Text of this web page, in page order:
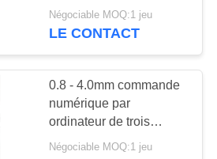
de ressort
numérique par
ordinateur machine à
Négociable MOQ:1 jeu
LE CONTACT
0.8 - 4.0mm commande
numérique par
ordinateur de trois
haches guide la
Négociable MOQ:1 jeu